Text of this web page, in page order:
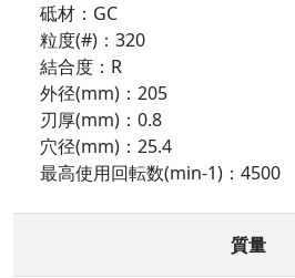
砥材：GC
粒度(#)：320
結合度：R
外径(mm)：205
刃厚(mm)：0.8
穴径(mm)：25.4
最高使用回転数(min-1)：4500
質量